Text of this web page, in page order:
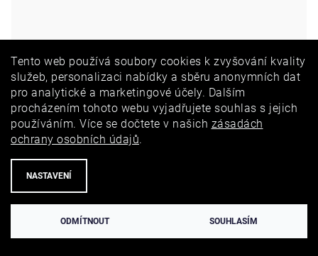
Tento web používá soubory cookies k zvyšování kvality
služeb, personalizaci nabídky a sběru anonymních dat
pro analytické a marketingové účely. Dalším
procházením tohoto webu vyjadřujete souhlas s jejich
používáním. Více se dočtete v našich zásadách
ochrany osobních údajů.
NASTAVENÍ
ODMÍTNOUT SOUHLASÍM